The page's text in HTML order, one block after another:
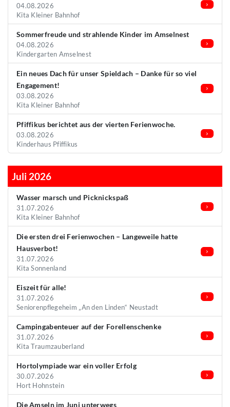
04.08.2026
Kita Kleiner Bahnhof
Sommerfreude und strahlende Kinder im Amselnest
04.08.2026
Kindergarten Amselnest
Ein neues Dach für unser Spieldach – Danke für so viel
Engagement!
03.08.2026
Kita Kleiner Bahnhof
Pfiffikus berichtet aus der vierten Ferienwoche.
03.08.2026
Kinderhaus Pfiffikus
Juli 2026
Wasser marsch und Picknickspaß
31.07.2026
Kita Kleiner Bahnhof
Die ersten drei Ferienwochen – Langeweile hatte
Hausverbot!
31.07.2026
Kita Sonnenland
Eiszeit für alle!
31.07.2026
Seniorenpflegeheim „An den Linden“ Neustadt
Campingabenteuer auf der Forellenschenke
31.07.2026
Kita Traumzauberland
Hortolympiade war ein voller Erfolg
30.07.2026
Hort Hohnstein
Die Amseln im Juni unterwegs